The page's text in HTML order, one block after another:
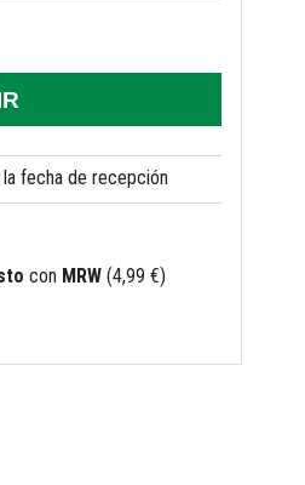
fecha de recepción
con MRW (4,99 €)